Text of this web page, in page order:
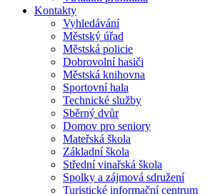
Kontakty
Vyhledávání
Městský úřad
Městská policie
Dobrovolní hasiči
Městská knihovna
Sportovní hala
Technické služby
Sběrný dvůr
Domov pro seniory
Mateřská škola
Základní škola
Střední vinařská škola
Spolky a zájmová sdružení
Turistické informační centrum